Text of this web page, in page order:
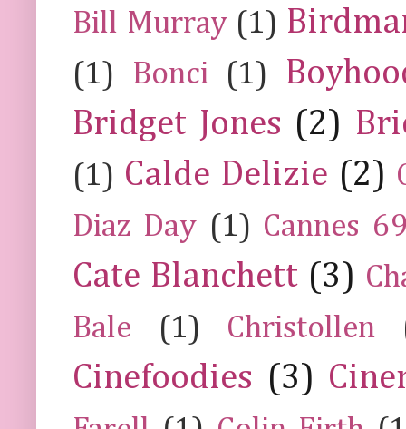
Bill Murray (1)
(1) Bonci (1)
Bridget Jones (2)
(1) Calde Delizie (2)
Diaz Day (1) Cannes
Cate Blanchett (3)
Bale
(1) Christollen
Cinefoodies (3)